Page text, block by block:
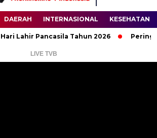
DAERAH INTERNASIONAL KESEHATAN
Pancasila Tahun 2026 Peringati Hari
LIVE TVB